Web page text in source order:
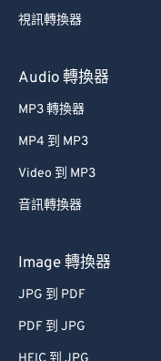
視訊轉換器
Audio 轉換器
MP3 轉換器
MP4 到 MP3
Video 到 MP3
音訊轉換器
Image 轉換器
JPG 到 PDF
PDF 到 JPG